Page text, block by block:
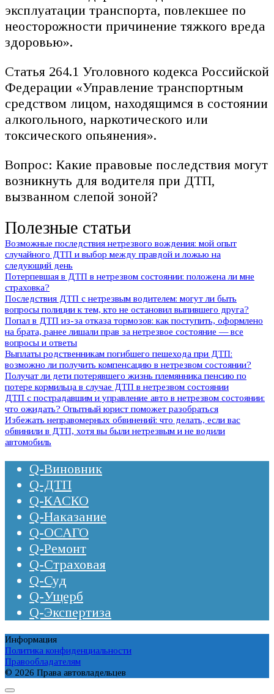
эксплуатации транспорта, повлекшее по
неосторожности причинение тяжкого вреда
здоровью».
Статья 264.1 Уголовного кодекса Российской
Федерации «Управление транспортным
средством лицом, находящимся в состоянии
алкогольного, наркотического или
токсического опьянения».
Вопрос: Какие правовые последствия могут
возникнуть для водителя при ДТП,
вызванном слепой зоной?
Полезные статьи
Возможные последствия нетрезвого вождения: мой опыт
случайного ДТП и выбор между правдой и ложью на
следующий день
Потерпевшая в ДТП в нетрезвом состоянии: положена ли мне
страховка?
Последствия ДТП с нетрезвым водителем: могут ли быть
вопросы полиции к тем, кто не остановил выпившего друга?
Попал в ДТП из-за отказа тормозов: как поступить, оформлено
на брата, ранее лишали прав за нетрезвое состояние — все
вопросы и ответы
Выплаты родственникам погибшего пешехода при ДТП:
возможно ли получить компенсацию в нетрезвом состоянии?
Получат ли дети потерявшего жизнь племянника пенсию по
потере кормильца в случае ДТП в нетрезвом состоянии
ДТП с пострадавшим и управление авто в нетрезвом состоянии:
что ожидать? Опытный юрист поможет разобраться
Избежать неправомерных обвинений: что делать, если вас
обвинили в ДТП, хотя вы были нетрезвым и не водили
автомобиль
Q-Виновник
Q-ДТП
Q-КАСКО
Q-Наказание
Q-ОСАГО
Q-Ремонт
Q-Страховая
Q-Суд
Q-Ущерб
Q-Экспертиза
Информация
Политика конфиденциальности
Правообладателям
© 2026 Права автовладельцев